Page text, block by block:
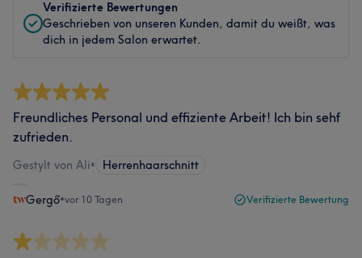
Verifizierte Bewertungen
Geschrieben von unseren Kunden, damit du weißt, was
dich in jedem Salon erwartet.
Freundliches Personal und effiziente Arbeit! Ich bin sehf
zufrieden.
Gestylt von Ali• Herrenhaarschnitt
Gergő•vor 10 Tagen Verifizierte Bewertung